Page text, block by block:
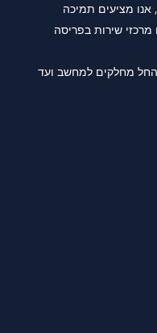
אנו מציעים תמיכה
שירות בפריסה
מחלקים למחשב ועד